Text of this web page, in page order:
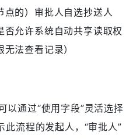
点的）审批人自选抄送人
否允许系统自动共享读取权
法查看记录）
以通过“使用字段”灵活选择
此流程的发起人，“审批人”